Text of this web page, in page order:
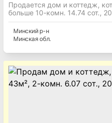
Продается дом и коттедж,
больше 10-комн. 14.74 сот.,
Минскийр-н
Минская обл.